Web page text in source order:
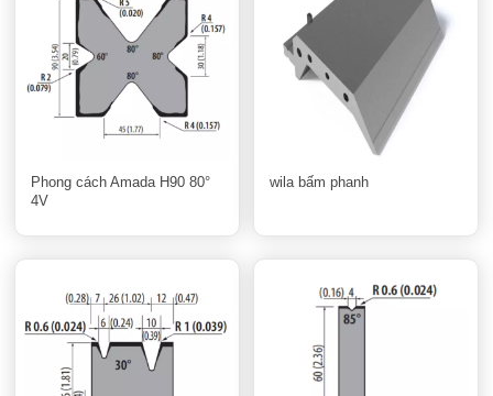
Phong cách Amada H90 80°
4V
wila bấm phanh